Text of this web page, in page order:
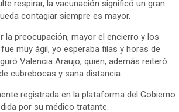
respirar, la vacunación significó un gran
contagiar siempre es mayor.
la preocupación, mayor el encierro y los
muy ágil, yo esperaba filas y horas de
Valencia Araujo, quien, además reiteró
cubrebocas y sana distancia.
registrada en la plataforma del Gobierno
por su médico tratante.